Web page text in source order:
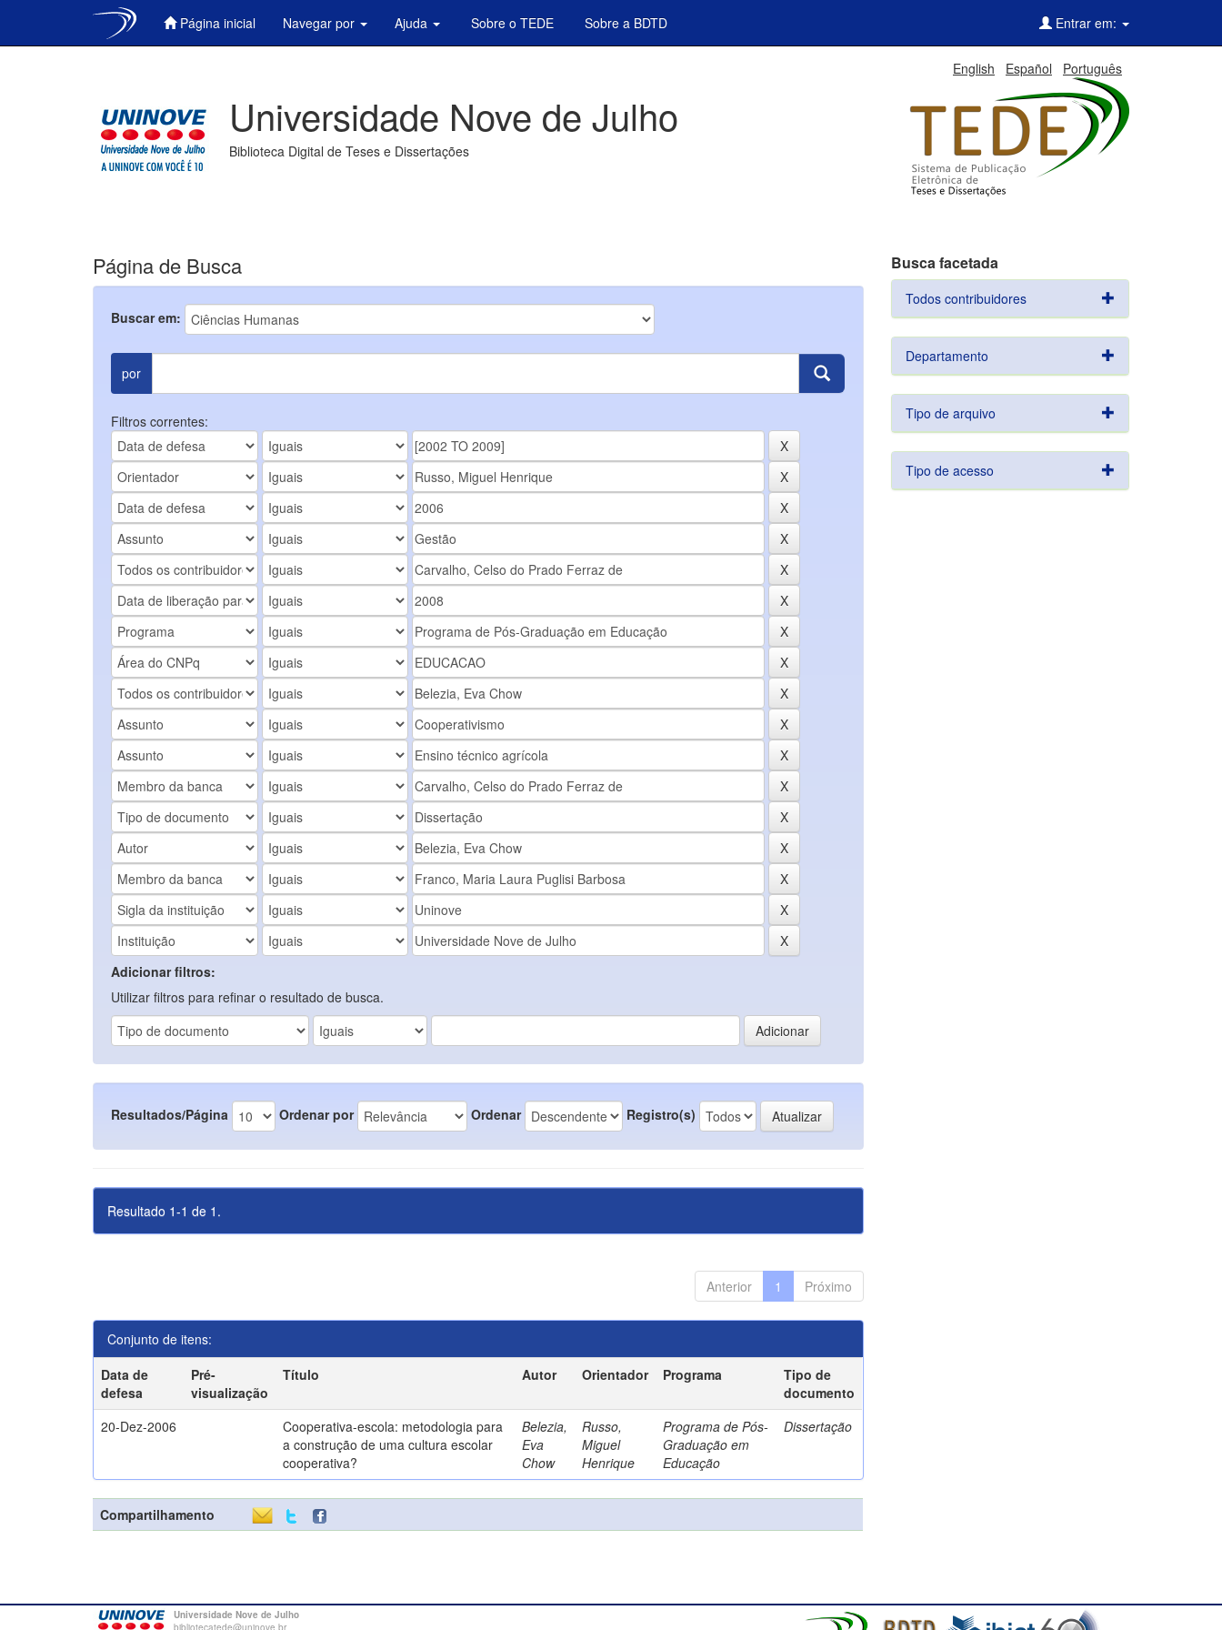
Página inicial Navegar por Ajuda Sobre o TEDE Sobre a BDTD Entrar em:
English Español Português
Universidade Nove de Julho
Biblioteca Digital de Teses e Dissertações
Página de Busca
Buscar em:
por
Filtros correntes:
Adicionar filtros:
Utilizar filtros para refinar o resultado de busca.
Resultados/Página Ordenar por Ordenar Registro(s)
Resultado 1-1 de 1.
Anterior 1 Próximo
Conjunto de itens:
Data de
defesa
Pré-
visualização
Título Autor Orientador Programa
Tipo de
documento
20-Dez-2006
Cooperativa-escola: metodologia para
a construção de uma cultura escolar
cooperativa?
Belezia,
Eva
Chow
Russo,
Miguel
Henrique
Programa de Pós-
Graduação em
Educação
Dissertação
Compartilhamento
Busca facetada
Todos contribuidores
Departamento
Tipo de arquivo
Tipo de acesso
Universidade Nove de Julho
bibliotecatede@uninove.br